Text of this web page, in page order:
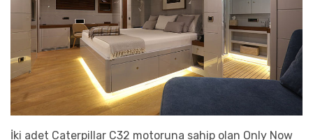
İki adet Caterpillar C32 motoruna sahip olan Only Now